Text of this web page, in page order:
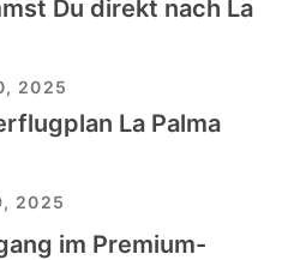
Du direkt nach La
2025
La Palma
2025
im Premium-